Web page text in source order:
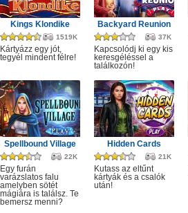
Kings Klondike
1519K
Kártyázz egy jót,
tegyél mindent félre!
Backyard Reunion
37K
Kapcsolódj ki egy kis
keresgéléssel a
találkozón!
Spellbound Village
22K
Egy furán
varázslatos falu
amelyben sötét
mágiára is találsz. Te
bemersz menni?
Hidden Cards
21K
Kutass az eltűnt
kártyák és a csalók
után!